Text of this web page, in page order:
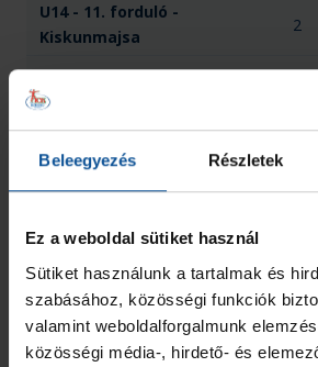
Beleegyezés Részletek
Ez a weboldal sütiket használ
Sütiket használunk a tartalmak és
szabásához, közösségi funkciók
valamint weboldalforgalmunk
közösségi média-, hirdető- és
U14 - 11. forduló -
Kiskunmajsa
2
U14 - 2. forduló - Szeged
Törökszentmiklós
2
U14 - 9. forduló -
Kunszentmárton
2